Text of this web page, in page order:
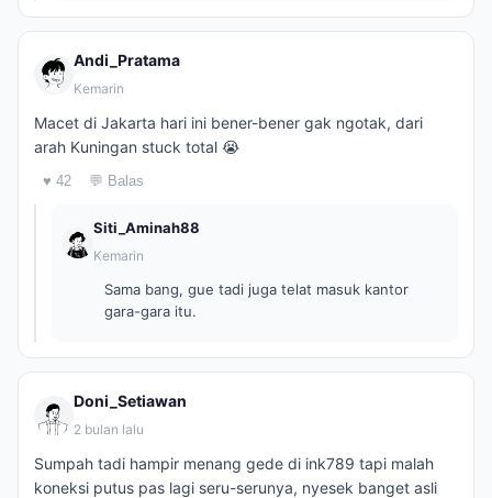
Andi_Pratama
Kemarin
Macet di Jakarta hari ini bener-bener gak ngotak, dari
arah Kuningan stuck total 😭
♥ 42 💬 Balas
Siti_Aminah88
Kemarin
Sama bang, gue tadi juga telat masuk kantor
gara-gara itu.
Doni_Setiawan
2 bulan lalu
Sumpah tadi hampir menang gede di ink789 tapi malah
koneksi putus pas lagi seru-serunya, nyesek banget asli